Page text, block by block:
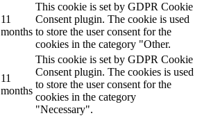
11
months
This cookie is set by GDPR Cookie
Consent plugin. The cookie is used
to store the user consent for the
cookies in the category "Other.
11
months
This cookie is set by GDPR Cookie
Consent plugin. The cookies is used
to store the user consent for the
cookies in the category
"Necessary".